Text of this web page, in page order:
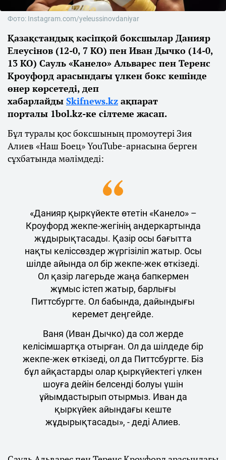
Фото: Instagram.com/yeleussinovdaniyar
Қазақстандық кәсіпқой боксшылар Данияр
Елеусінов (12-0, 7 KO) пен Иван Дычко (14-0,
13 KO) Сауль «Канело» Альварес пен Теренс
Кроуфорд арасындағы үлкен бокс кешінде
өнер көрсетеді, деп
хабарлайды Skifnews.kz ақпарат
порталы 1bol.kz-ке сілтеме жасап.
Бұл туралы қос боксшының промоутері Зия
Алиев «Наш Боец» YouTube-арнасына берген
сұхбатында мәлімдеді:
«Данияр қыркүйекте өтетін «Канело» –
Кроуфорд жекпе-жегінің андеркартында
жұдырықтасады. Қазір осы бағытта
нақты келіссөздер жүргізіліп жатыр. Осы
шілде айында ол бір жекпе-жек өткізеді.
Ол қазір лагерьде жаңа бапкермен
жұмыс істеп жатыр, барлығы
Питтсбургте. Ол бабында, дайындығы
керемет деңгейде.
Ваня (Иван Дычко) да сол жерде
келісімшартқа отырған. Ол да шілдеде бір
жекпе-жек өткізеді, ол да Питтсбургте. Біз
бұл айқастарды олар қыркүйектегі үлкен
шоуға дейін белсенді болуы үшін
ұйымдастырып отырмыз. Иван да
қыркүйек айындағы кеште
жұдырықтасады», - деді Алиев.